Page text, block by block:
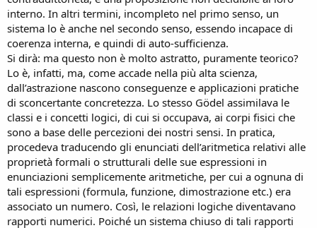
interno. In altri termini, incompleto nel primo senso, un
sistema lo è anche nel secondo senso, essendo incapace di
coerenza interna, e quindi di auto-sufficienza.
Si dirà: ma questo non è molto astratto, puramente teorico?
Lo è, infatti, ma, come accade nella più alta scienza,
dall’astrazione nascono conseguenze e applicazioni pratiche
di sconcertante concretezza. Lo stesso Gödel assimilava le
classi e i concetti logici, di cui si occupava, ai corpi fisici che
sono a base delle percezioni dei nostri sensi. In pratica,
procedeva traducendo gli enunciati dell’aritmetica relativi alle
proprietà formali o strutturali delle sue espressioni in
enunciazioni semplicemente aritmetiche, per cui a ognuna di
tali espressioni (formula, funzione, dimostrazione etc.) era
associato un numero. Così, le relazioni logiche diventavano
rapporti numerici. Poiché un sistema chiuso di tali rapporti